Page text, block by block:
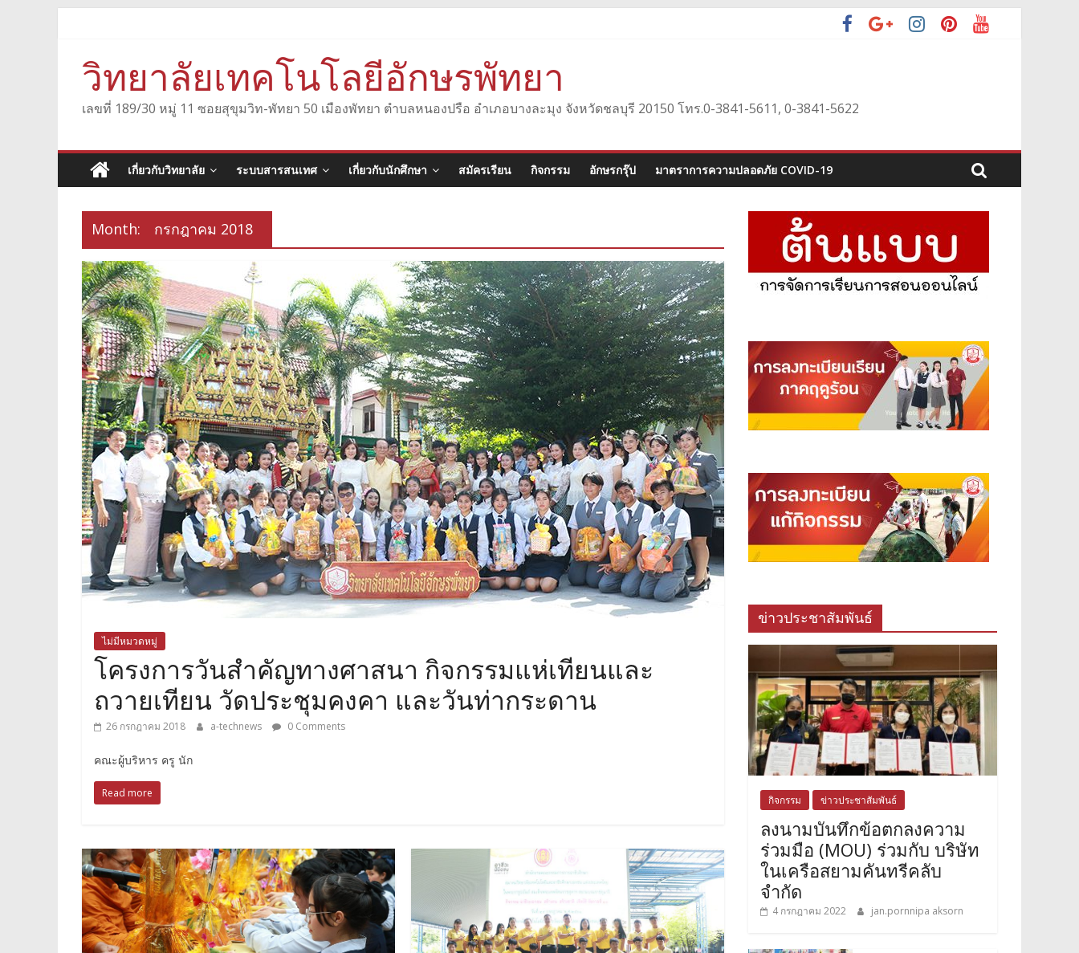
contentวิทยาลัยเทคโนโลยีอักษรพัทยา
เลขที่ 189/30 หมู่ 11 ซอยสุขุมวิท-พัทยา 50 เมืองพัทยา ตำบลหนองปรือ อำเภอบางละมุง จังหวัดชลบุรี 20150 โทร.0-3841-5611, 0-3841-5622
เกี่ยวกับวิทยาลัย ระบบสารสนเทศ เกี่ยวกับนักศึกษา สมัครเรียน กิจกรรม อักษรกรุ๊ป มาตราการความปลอดภัย COVID-19
Month: กรกฎาคม 2018
ไม่มีหมวดหมู่
โครงการวันสำคัญทางศาสนา กิจกรรมแห่เทียนและ
ถวายเทียน วัดประชุมคงคา และวันท่ากระดาน
26 กรกฎาคม 2018 a-technews 0 Comments
คณะผู้บริหาร ครู นัก
Read more
ข่าวประชาสัมพันธ์
กิจกรรม ข่าวประชาสัมพันธ์
ลงนามบันทึกข้อตกลงความ
ร่วมมือ (MOU) ร่วมกับ บริษัท
ในเครือสยามคันทรีคลับ
จำกัด
4 กรกฎาคม 2022 jan.pornnipa aksorn